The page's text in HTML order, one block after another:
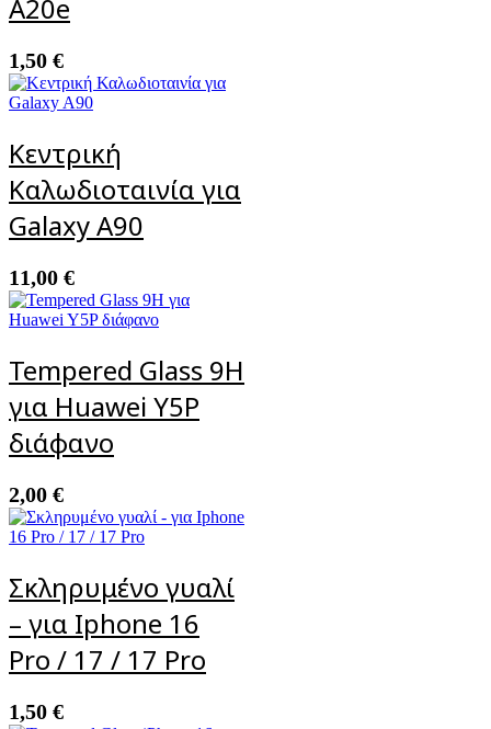
A20e
1,50 €
Κεντρική
Καλωδιοταινία για
Galaxy A90
11,00 €
Tempered Glass 9H
για Huawei Y5P
διάφανο
2,00 €
Σκληρυμένο γυαλί
– για Iphone 16
Pro / 17 / 17 Pro
1,50 €